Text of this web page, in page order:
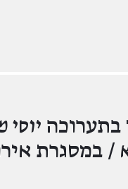
בתערוכה יוסי
/ במסגרת